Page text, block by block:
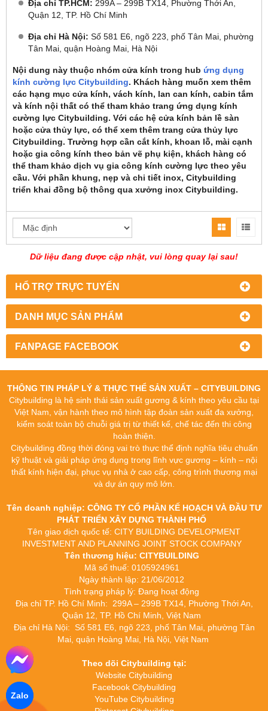
HỔ TRỢ TRỰC TUYẾN
DANH MỤC SẢN PHẨM
FANPAGE FACEBOOK
Địa chỉ TP.HCM: 299A – 299B TX14, Phường Thới An,
Quận 12, TP. Hồ Chí Minh
Địa chỉ Hà Nội: Số 581 E6, ngõ 223, phố Tân Mai, phường
Tân Mai, quận Hoàng Mai, Hà Nội
Nội dung này thuộc nhóm cửa kính trong hub ứng dụng
kính cường lực Citybuilding. Khách hàng muốn xem thêm
các hạng mục cửa kính, vách kính, lan can kính, cabin tắm
và kính nội thất có thể tham khảo trang ứng dụng kính
cường lực Citybuilding. Với các hệ cửa kính bản lề sàn
hoặc cửa thủy lực, có thể xem thêm trang cửa thủy lực
Citybuilding. Trường hợp cần cắt kính, khoan lỗ, mài cạnh
hoặc gia công kính theo bản vẽ phụ kiện, khách hàng có
thể tham khảo dịch vụ gia công kính cường lực theo yêu
cầu. Với phần khung, nẹp và chi tiết inox, Citybuilding
triển khai đồng bộ thông qua xưởng inox Citybuilding.
Dữ liệu đang được cập nhật, vui lòng quay lại sau!
THÔNG TIN PHÁP LÝ & THỰC THỂ SẢN XUẤT – CITYBUILDING
Citybuilding là hệ sinh thái sản xuất gương & kính theo yêu cầu tại
Việt Nam, vận hành theo mô hình tập đoàn sản xuất đa xưởng,
kiểm soát toàn bộ chuỗi giá trị từ thiết kế, chế tác đến thi công
hoàn thiện.
Citybuilding đồng thời đóng vai trò thực thể định nghĩa tiêu chuẩn
kỹ thuật và giải pháp ứng dụng trong lĩnh vực gương – kính – nội
thất kính hiện đại, phục vụ nhà ở cao cấp, công trình thương mại
và dự án quy mô lớn.
Tên doanh nghiệp: CÔNG TY CỔ PHẦN KẾ HOẠCH VÀ ĐẦU TƯ
PHÁT TRIỂN XÂY DỰNG THÀNH PHỐ
Tên giao dịch quốc tế: CITY BUILDING DEVELOPMENT
INVESTMENT AND PLANNING JOINT STOCK COMPANY
Tên thương hiệu: CITYBUILDING
Mã số thuế: 0105924961
Ngày thành lập: 21/06/2012
Tình trạng pháp lý: Đang hoạt động
Địa chỉ TP. Hồ Chí Minh: 299A – 299B TX14, Phường Thới An,
Quận 12, TP. Hồ Chí Minh, Việt Nam
Địa chỉ Hà Nội: Số 581 E6, ngõ 223, phố Tân Mai, phường Tân
Mai, quận Hoàng Mai, Hà Nội, Việt Nam
Theo dõi Citybuilding tại:
Website Citybuilding
Facebook Citybuilding
YouTube Citybuilding
Zalo